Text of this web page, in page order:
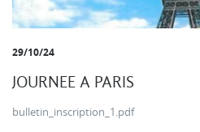
29/10/24
JOURNEE A PARIS
bulletin_inscription_1.pdf